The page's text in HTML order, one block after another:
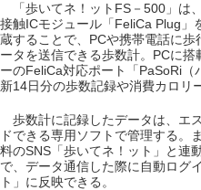
「歩いてネ！ットFS－500」は
接触ICモジュール「FeliCa Plug」
蔵することで、PCや携帯電話に歩
ータを送信できる歩数計。PCに
ーのFeliCa対応ポート「PaSoRi
新14日分の歩数記録や消費カロリ
歩数計に記録したデータは、エ
ドできる専用ソフトで管理する。
料のSNS「歩いてネ！ット」と連
で、データ通信した際に自動ログ
ト」に反映できる。